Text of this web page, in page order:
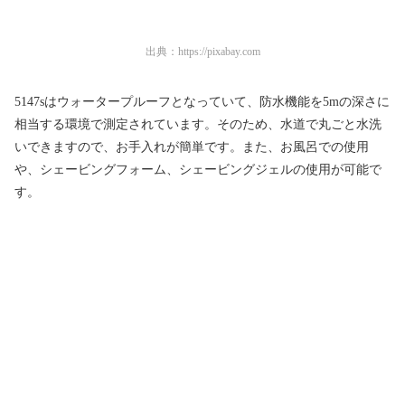
出典： https://pixabay.com
5147sはウォータープルーフとなっていて、防水機能を5mの深さに
相当する環境で測定されています。そのため、水道で丸ごと水洗
いできますので、お手入れが簡単です。また、お風呂での使用
や、シェービングフォーム、シェービングジェルの使用が可能で
す。